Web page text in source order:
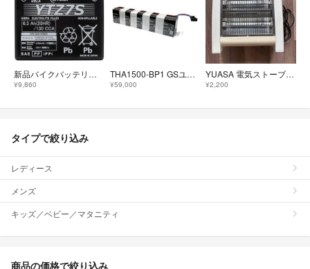
新品バイクバッテリーYTZ7S、VRLA制御弁式シールド型
¥9,860
THA1500-BP1 GSユアサ 交換用バッテリパック Acrostar
¥59,000
YUASA 電気ストーブ YA-D800M(WH) 本体 コンパクト 足元 中古
¥2,200
タイプで絞り込み
レディース
メンズ
キッズ／ベビー／マタニティ
商品の価格で絞り込み